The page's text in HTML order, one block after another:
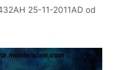
25-11-2011AD od